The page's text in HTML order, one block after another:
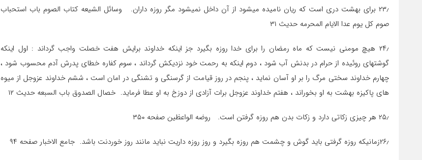
۲۳٫ برای بهشت دری است که ریان نامیده میشود از آن داخل نمیشود مگر روزه داران. وسائل الشیعه کتاب الصوم باب استحباب
صوم کل یوم عدا الایام المحرمه حدیث ۳۱
۲۴٫ هیچ مومنی نیست که ماه رمضان را برای خدا روزه بگیرد جز اینکه خداوند برایش هفت خصلت واجب گرداند : اول اینکه
گوشتهای روئیده از حرام در بدنش آب شود ، دوم اینکه به رحمت خود نزدیکش گرداند ، سوم کفاره خطای پدرش آدم محسوب شود ،
چهارم خداوند سختی مرگ را بر او آسان نماید ، پنجم در روز قیامت از گرسنگی و تشنگی در امان است ، ششم خداوند عزوجل از میوه
های پاکیزه بهشت به او بخوراند ، هفتم خداوند عزوجل برات آزادی از دوزخ به او عطا فرماید. خصال الصدوق باب السبعه حدیث ۱۲
۲۵٫ هر چیزی زکاتی دارد و زکات بدن هم روزه گرفتن است. روضه الواعظین صفحه ۳۵۰
۲۶٫زمانیکه روزه گرفتی باید گوش و چشمت هم روزه بگیرد و روز روزه داریت نباید مانند روز خوردنت باشد. جامع الاخبار صفحه ۹۴